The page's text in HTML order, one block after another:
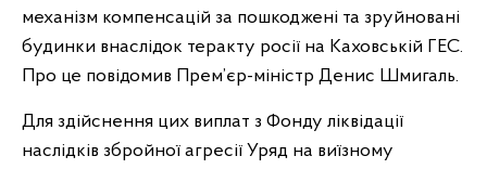
механізм компенсацій за пошкоджені та зруйновані
будинки внаслідок теракту росії на Каховській ГЕС.
Про це повідомив Прем’єр-міністр Денис Шмигаль.
Для здійснення цих виплат з Фонду ліквідації
наслідків збройної агресії Уряд на виїзному